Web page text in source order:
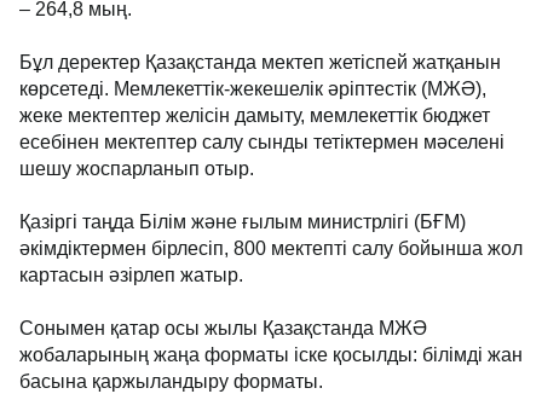
– 264,8 мың.
Бұл деректер Қазақстанда мектеп жетіспей жатқанын
көрсетеді. Мемлекеттік-жекешелік әріптестік (МЖӘ),
жеке мектептер желісін дамыту, мемлекеттік бюджет
есебінен мектептер салу сынды тетіктермен мәселені
шешу жоспарланып отыр.
Қазіргі таңда Білім және ғылым министрлігі (БҒМ)
әкімдіктермен бірлесіп, 800 мектепті салу бойынша жол
картасын әзірлеп жатыр.
Сонымен қатар осы жылы Қазақстанда МЖӘ
жобаларының жаңа форматы іске қосылды: білімді жан
басына қаржыландыру форматы.